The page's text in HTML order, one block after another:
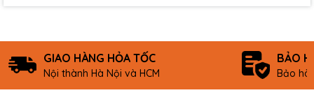
GIAO HÀNG HỎA TỐC
Nội thành Hà Nội và HCM
BẢO
Bảo